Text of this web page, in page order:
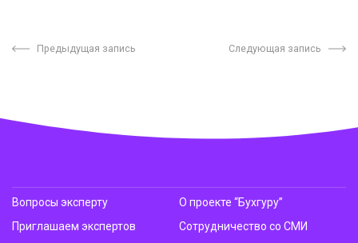
Предыдущая запись Следующая запись
Вопросы эксперту
Приглашаем экспертов
О проекте “Бухгуру”
Сотрудничество со СМИ